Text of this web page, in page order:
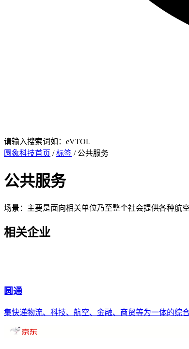
请输入搜索词如：eVTOL
圆象科技首页 /标签 / 公共服务
公共服务
场景：主要是面向相关单位乃至整个社会提供各种航
相关企业
圆通
集快递物流、科技、航空、金融、商贸等为一体的综